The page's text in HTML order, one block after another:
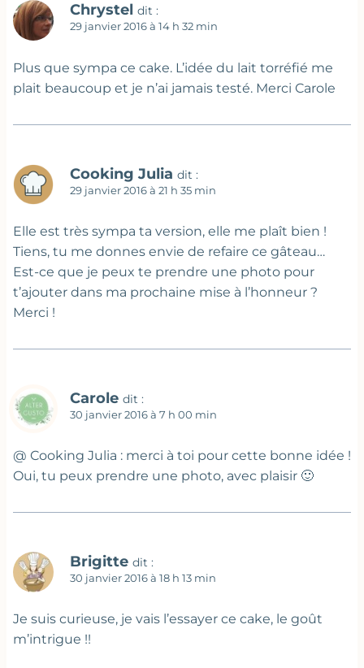
Chrystel dit :
29 janvier 2016 à 14 h 32 min
Plus que sympa ce cake. L’idée du lait torréfié me
plait beaucoup et je n’ai jamais testé. Merci Carole
Cooking Julia dit :
29 janvier 2016 à 21 h 35 min
Elle est très sympa ta version, elle me plaît bien !
Tiens, tu me donnes envie de refaire ce gâteau…
Est-ce que je peux te prendre une photo pour
t’ajouter dans ma prochaine mise à l’honneur ?
Merci !
Carole dit :
30 janvier 2016 à 7 h 00 min
@ Cooking Julia : merci à toi pour cette bonne idée !
Oui, tu peux prendre une photo, avec plaisir 🙂
Brigitte dit :
30 janvier 2016 à 18 h 13 min
Je suis curieuse, je vais l’essayer ce cake, le goût
m’intrigue !!